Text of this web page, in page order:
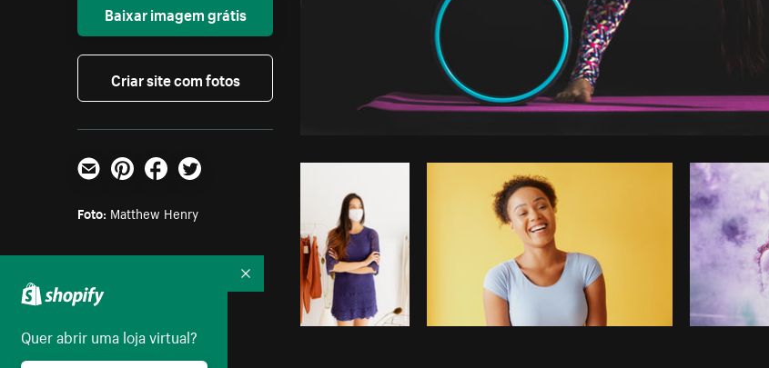
Foto da Matthew Henry doBurst
Baixar imagem grátis
Criar site com fotos
E-mailPinterestFacebookTwitter
Foto: Matthew Henry
Parte das coleções:
Licença:
Creative Commons
Quer abrir uma loja virtual?
Recolher